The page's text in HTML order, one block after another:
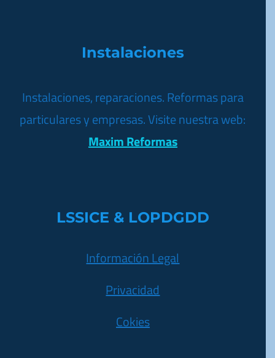
Instalaciones
Instalaciones, reparaciones. Reformas para
particulares y empresas. Visite nuestra web:
Maxim Reformas
LSSICE & LOPDGDD
Información Legal
Privacidad
Cokies